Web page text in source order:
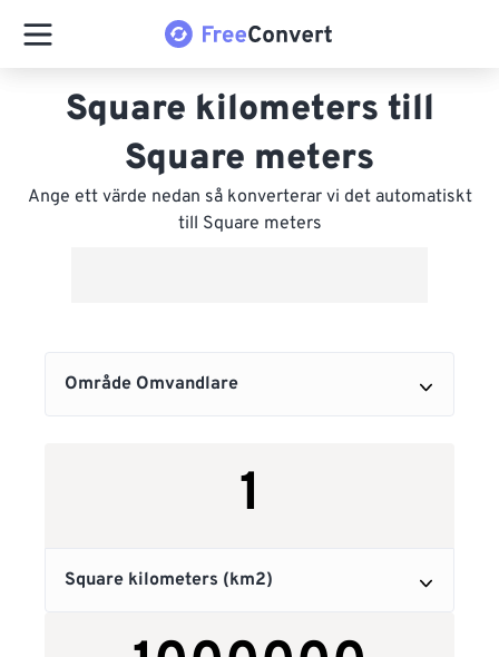
Square kilometers till
Square meters
Ange ett värde nedan så konverterar vi det automatiskt
till Square meters